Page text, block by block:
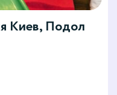
Киев, Подол